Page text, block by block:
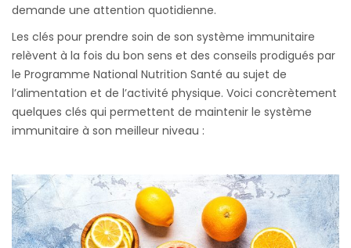
demande une attention quotidienne.
Les clés pour prendre soin de son système immunitaire
relèvent à la fois du bon sens et des conseils prodigués par
le Programme National Nutrition Santé au sujet de
l’alimentation et de l’activité physique. Voici concrètement
quelques clés qui permettent de maintenir le système
immunitaire à son meilleur niveau :